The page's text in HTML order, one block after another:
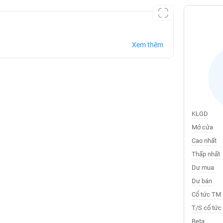
Xem thêm
KLGD
Mở cửa
Cao nhất
Thấp nhất
Dư mua
Dư bán
Cổ tức TM
T/S cổ tức
Beta